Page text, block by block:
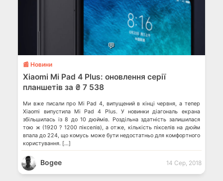
💬
📰 Новини
Xiaomi Mi Pad 4 Plus: оновлення серії
планшетів за ₴ 7 538
Ми вже писали про Mi Pad 4, випущений в кінці червня, а тепер
Xiaomi випустила Mi Pad 4 Plus. У новинки діагональ екрана
збільшилась із 8 до 10 дюймів. Роздільна здатність залишилася
тою ж (1920 ? 1200 пікселів), а отже, кількість пікселів на дюйм
впала до 224, що комусь може бути недостатньо для комфортного
користування. […]
Bogee 14 Сер, 2018